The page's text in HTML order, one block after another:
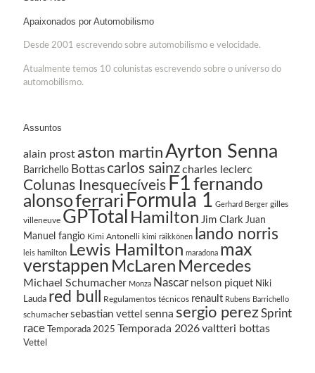
Apaixonados por Automobilismo
Desde 2001 escrevendo sobre automobilismo e velocidade.
Atualmente temos 10 colunistas escrevendo sobre o universo do
automobilismo.
Assuntos
alain prostaston martinAyrton Senna
Barrichello Bottas carlos sainzcharles leclerc
Colunas Inesquecíveis F1 fernando
alonsoferrari Formula 1 Gerhard Berger gilles
villeneuve GPTotal Hamilton Jim Clark Juan
Manuel fangio Kimi Antonelli kimi räikkönen lando norris
leis hamilton Lewis Hamilton maradona max
verstappen McLaren Mercedes
Michael Schumacher Monza Nascar nelson piquet Niki
Lauda red bull Regulamentos técnicos renault Rubens Barrichello
schumacher sebastian vettel senna sergio perezSprint
race Temporada 2025 Temporada 2026valtteri bottas
Vettel